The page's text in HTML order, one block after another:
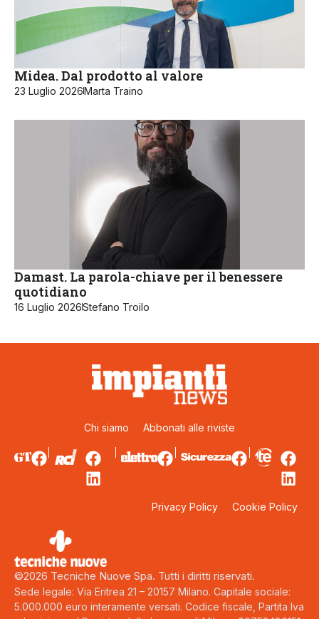
Midea. Dal prodotto al valore
23 Luglio 2026Marta Traino
Damast. La parola-chiave per il benessere
quotidiano
16 Luglio 2026Stefano Troilo
Chi siamo Abbonati alle riviste
Privacy Policy Cookie Policy
©2026 Tecniche Nuove Spa. Tutti i diritti riservati.
Sede legale: Via Eritrea 21 – 20157 Milano. Capitale sociale:
5.000.000 euro interamente versati. Codice fiscale, Partita Iva